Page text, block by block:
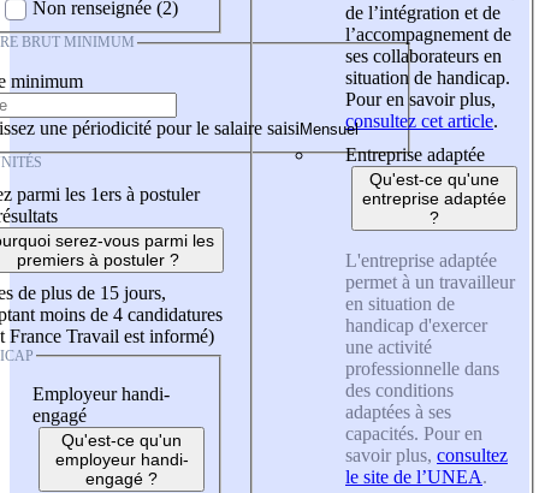
Non renseignée (2)
BRUT MINIMUM
minimum
une périodicité pour le salaire saisi
parmi les 1ers à postuler
serez-vous parmi les
premiers à postuler ?
de plus de 15 jours,
moins de 4 candidatures
France Travail est informé)
Employeur handi-
engagé
Qu'est-ce qu'un
employeur handi-
engagé ?
de l’intégration et de
l’accompagnement de
ses collaborateurs en
situation de handicap.
Pour en savoir plus,
consultez cet article.
Entreprise adaptée
Qu'est-ce qu'une
entreprise adaptée
?
L'entreprise adaptée
permet à un travailleur
en situation de
handicap d'exercer
une activité
professionnelle dans
des conditions
adaptées à ses
capacités. Pour en
savoir plus, consultez
le site de l’UNEA.